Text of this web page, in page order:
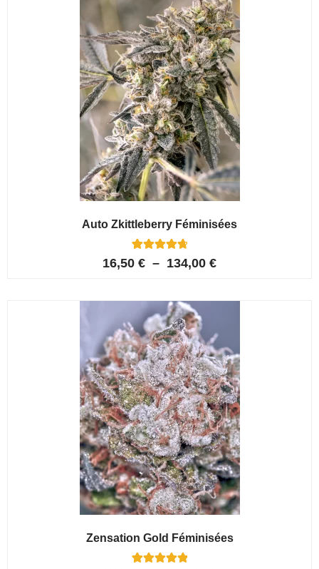
Auto Zkittleberry Féminisées
Noté
5
client
16,50 € – 134,00 €
Zensation Gold Féminisées